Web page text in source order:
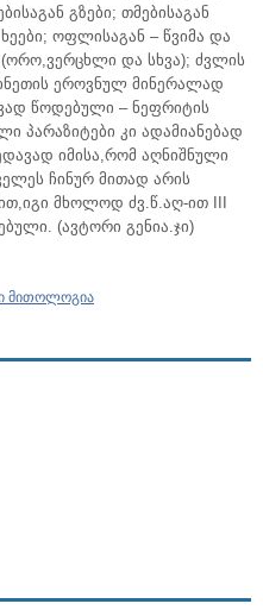
გზები; თმებისაგან
ოფლისაგან – წვიმა და
და სხვა); ძვლის
ეროვნულ მინერალად
წოდებული – ნეფრიტის
პარაზიტები კი ადამიანებად
იმისა,რომ აღნიშნული
ჩინურ მითად არის
მხოლოდ ძვ.წ.აღ-ით III
(ავტორი გენია.ჯი)
მითოლოგია